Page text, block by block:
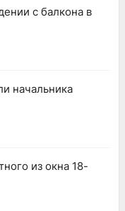
с балкона в
начальника
из окна 18-